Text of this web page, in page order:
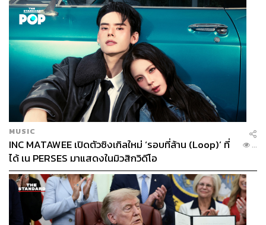
MUSIC
INC MATAWEE เปิดตัวซิงเกิลใหม่ ‘รอบที่ล้าน (Loop)’ ที่
ได้ เน PERSES มาแสดงในมิวสิกวิดีโอ
...